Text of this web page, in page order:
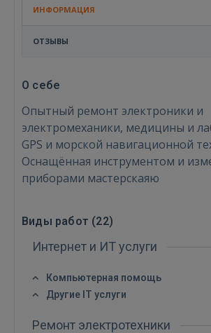
ИНФОРМАЦИЯ
ОТЗЫВЫ
О себе
Опытный ремонт электроники и
электромеханики, медицины и
GPS и морской навигационной
Оснащённая инструментом и
приборами мастерскаяю
Виды работ (22)
Интернет и ИТ услуги
Компьютерная помощь
Другие IT услуги
Ремонт электротехники